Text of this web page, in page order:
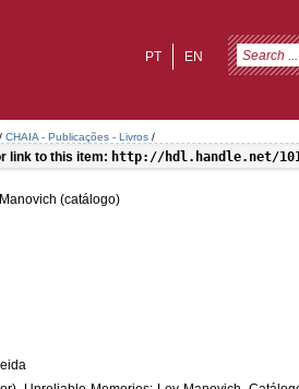
EN
PT
/ CHAIA - Publicações - Livros /
link to this item: http://hdl.handle.net/
(catálogo)